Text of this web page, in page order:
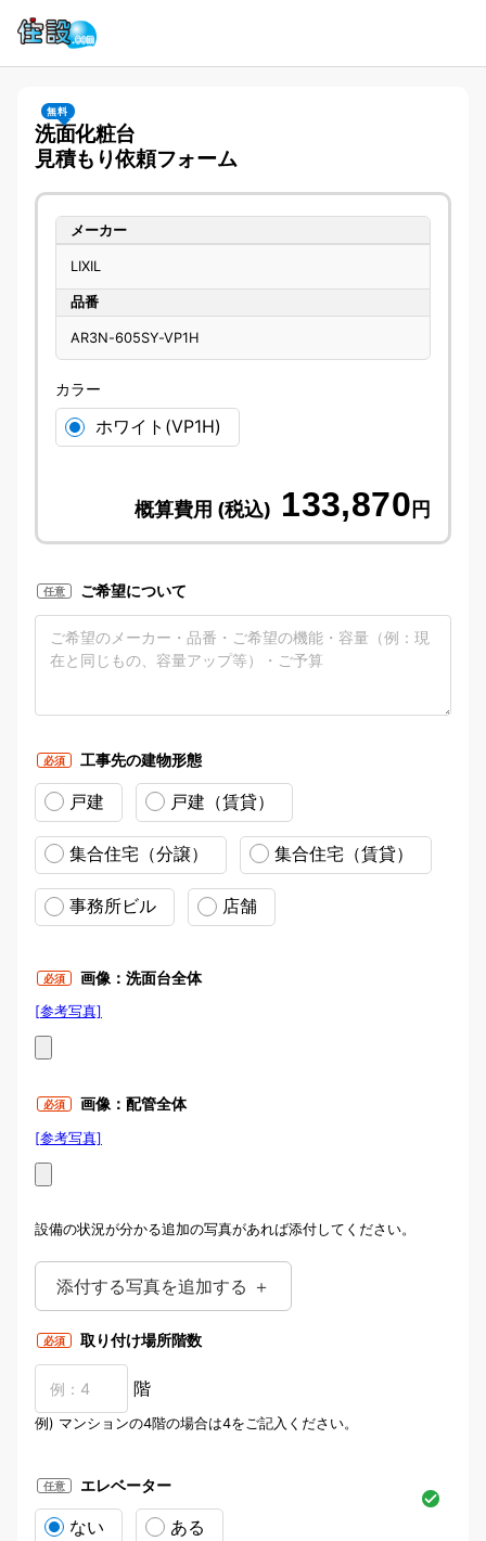
無料
洗面化粧台
見積もり依頼フォーム
メーカー
LIXIL
品番
AR3N-605SY-VP1H
カラー
ホワイト(VP1H)
概算費用 (税込) 133,870円
任意 ご希望について
必須 工事先の建物形態
戸建 戸建（賃貸）
集合住宅（分譲） 集合住宅（賃貸）
事務所ビル 店舗
必須 画像：洗面台全体
[参考写真]
必須 画像：配管全体
[参考写真]
設備の状況が分かる追加の写真があれば添付してください。
添付する写真を追加する ＋
必須 取り付け場所階数
階
例) マンションの4階の場合は4をご記入ください。
任意 エレベーター
ない ある